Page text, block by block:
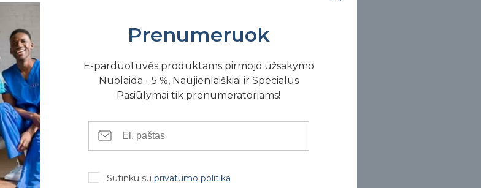
kaklelį, tai suteikia geresnes periimplanto sugijimo savybes.
– Ø 4,8.
Prenumeruok
E-parduotuvės produktams pirmojo užsakymo
Nuolaida - 5 %, Naujienlaiškiai ir Specialūs
Pasiūlymai tik prenumeratoriams!
Sutinku su privatumo politika